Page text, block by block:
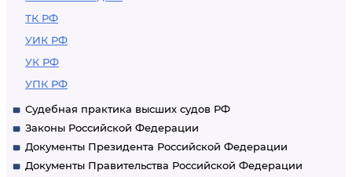
ТК РФ
УИК РФ
УК РФ
УПК РФ
Судебная практика высших судов РФ
Законы Российской Федерации
Документы Президента Российской Федерации
Документы Правительства Российской Федерации